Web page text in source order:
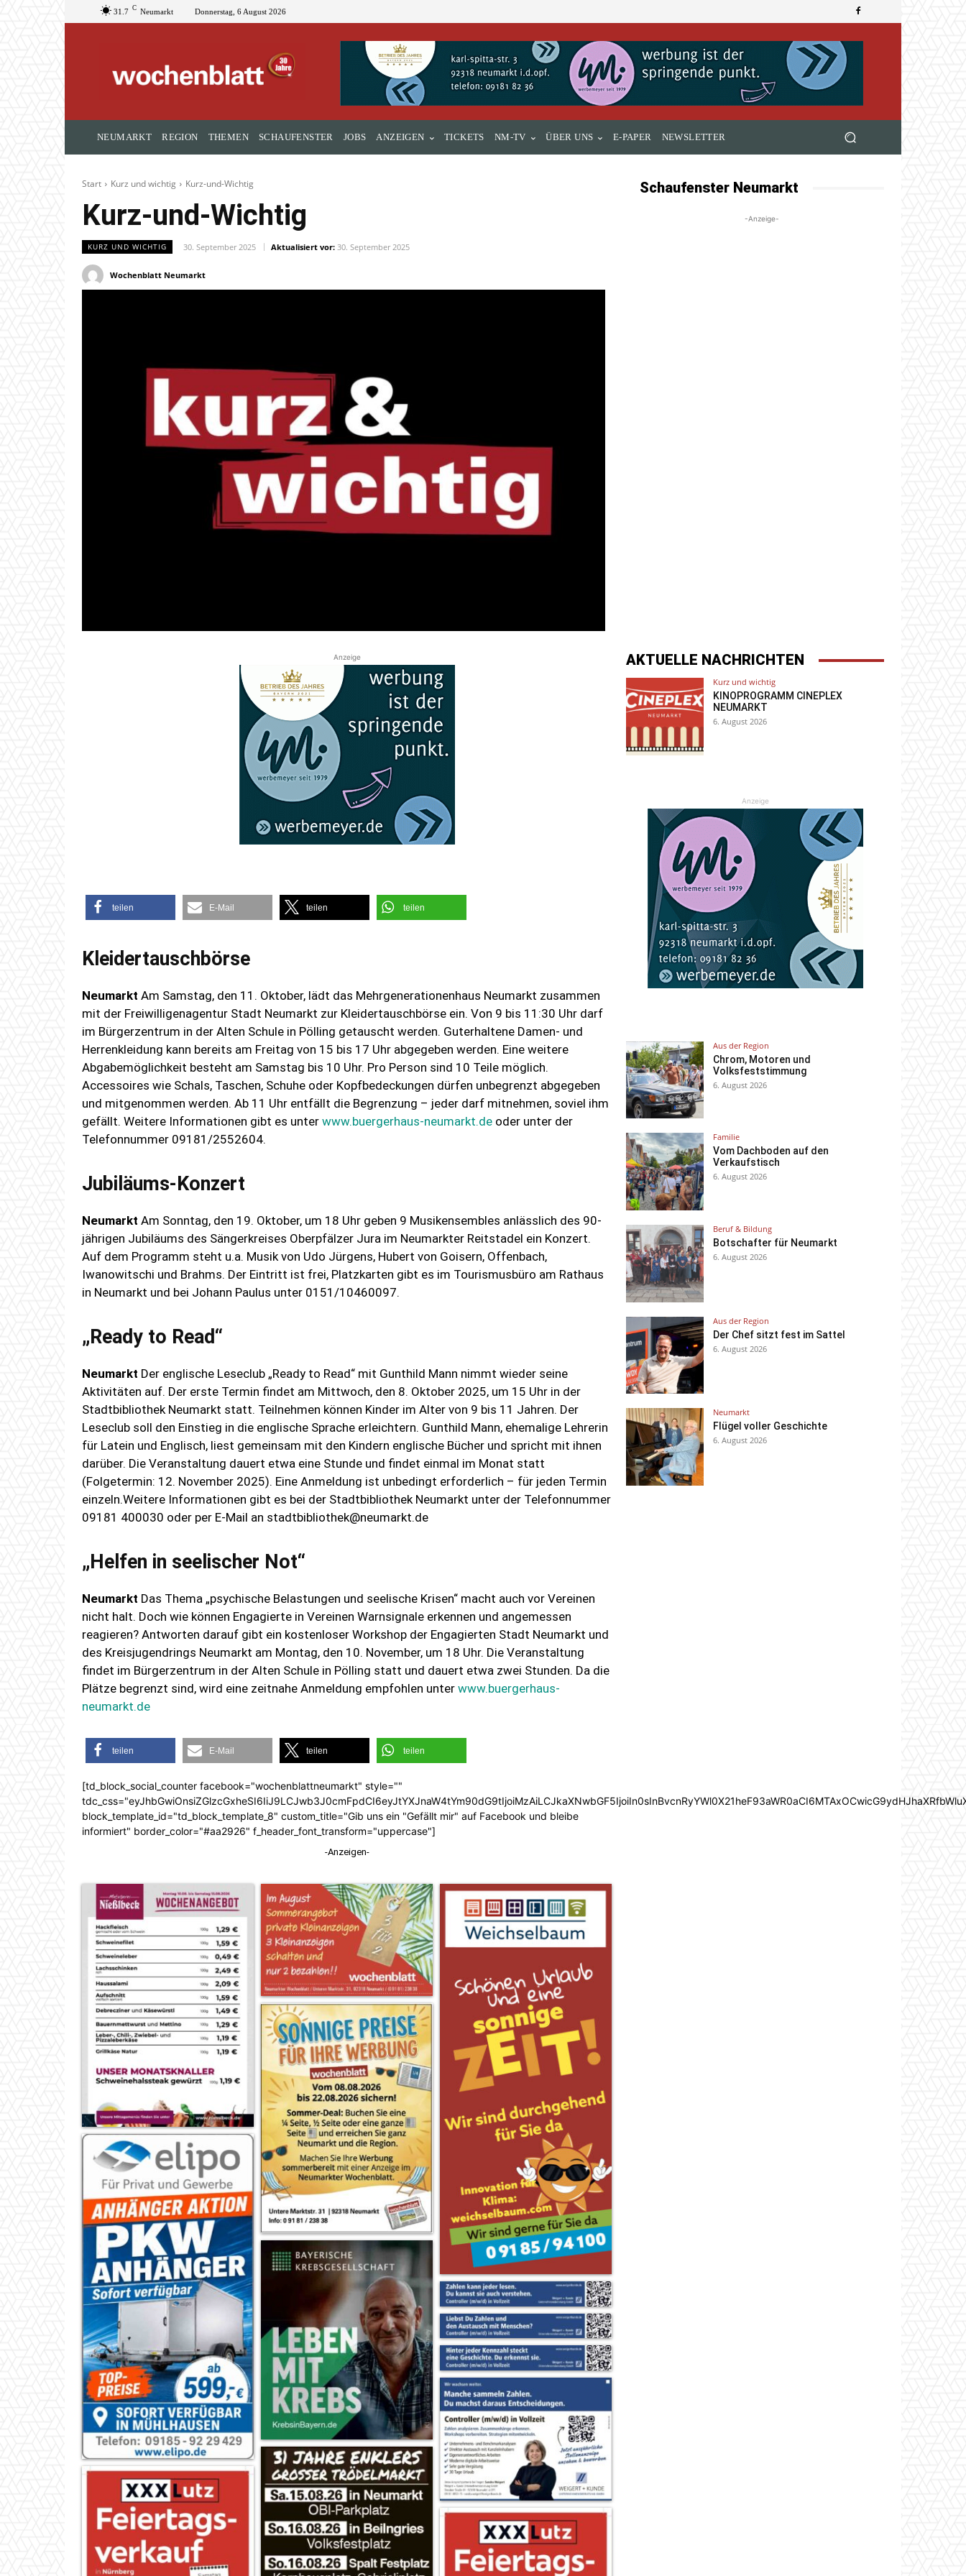
31.7 C Neumarkt Donnerstag, 6 August 2026
NEUMARKT REGION THEMEN SCHAUFENSTER JOBS ANZEIGEN TICKETS NM-TV ÜBER UNS E-PAPER NEWSLETTER
Start Kurz und wichtig Kurz-und-Wichtig
Kurz-und-Wichtig
KURZ UND WICHTIG 30. September 2025 Aktualisiert vor: 30. September 2025
Wochenblatt Neumarkt
Schaufenster Neumarkt
-Anzeige-
Anzeige
teilen E-Mail teilen teilen
Kleidertauschbörse
Neumarkt Am Samstag, den 11. Oktober, lädt das Mehrgenerationenhaus Neumarkt zusammen
mit der Freiwilligenagentur Stadt Neumarkt zur Kleidertauschbörse ein. Von 9 bis 11:30 Uhr darf
im Bürgerzentrum in der Alten Schule in Pölling getauscht werden. Guterhaltene Damen- und
Herrenkleidung kann bereits am Freitag von 15 bis 17 Uhr abgegeben werden. Eine weitere
Abgabemöglichkeit besteht am Samstag bis 10 Uhr. Pro Person sind 10 Teile möglich.
Accessoires wie Schals, Taschen, Schuhe oder Kopfbedeckungen dürfen unbegrenzt abgegeben
und mitgenommen werden. Ab 11 Uhr entfällt die Begrenzung – jeder darf mitnehmen, soviel ihm
gefällt. Weitere Informationen gibt es unter www.buergerhaus-neumarkt.de oder unter der
Telefonnummer 09181/2552604.
Jubiläums-Konzert
Neumarkt Am Sonntag, den 19. Oktober, um 18 Uhr geben 9 Musikensembles anlässlich des 90-
jährigen Jubiläums des Sängerkreises Oberpfälzer Jura im Neumarkter Reitstadel ein Konzert.
Auf dem Programm steht u.a. Musik von Udo Jürgens, Hubert von Goisern, Offenbach,
Iwanowitschi und Brahms. Der Eintritt ist frei, Platzkarten gibt es im Tourismusbüro am Rathaus
in Neumarkt und bei Johann Paulus unter 0151/10460097.
„Ready to Read“
Neumarkt Der englische Leseclub „Ready to Read“ mit Gunthild Mann nimmt wieder seine
Aktivitäten auf. Der erste Termin findet am Mittwoch, den 8. Oktober 2025, um 15 Uhr in der
Stadtbibliothek Neumarkt statt. Teilnehmen können Kinder im Alter von 9 bis 11 Jahren. Der
Leseclub soll den Einstieg in die englische Sprache erleichtern. Gunthild Mann, ehemalige Lehrerin
für Latein und Englisch, liest gemeinsam mit den Kindern englische Bücher und spricht mit ihnen
darüber. Die Veranstaltung dauert etwa eine Stunde und findet einmal im Monat statt
(Folgetermin: 12. November 2025). Eine Anmeldung ist unbedingt erforderlich – für jeden Termin
einzeln.Weitere Informationen gibt es bei der Stadtbibliothek Neumarkt unter der Telefonnummer
09181 400030 oder per E-Mail an stadtbibliothek@neumarkt.de
„Helfen in seelischer Not“
Neumarkt Das Thema „psychische Belastungen und seelische Krisen“ macht auch vor Vereinen
nicht halt. Doch wie können Engagierte in Vereinen Warnsignale erkennen und angemessen
reagieren? Antworten darauf gibt ein kostenloser Workshop der Engagierten Stadt Neumarkt und
des Kreisjugendrings Neumarkt am Montag, den 10. November, um 18 Uhr. Die Veranstaltung
findet im Bürgerzentrum in der Alten Schule in Pölling statt und dauert etwa zwei Stunden. Da die
Plätze begrenzt sind, wird eine zeitnahe Anmeldung empfohlen unter www.buergerhaus-
neumarkt.de
teilen E-Mail teilen teilen
[td_block_social_counter facebook="wochenblattneumarkt" style=""
block_template_id="td_block_template_8" custom_title="Gib uns ein "Gefällt mir" auf Facebook und bleibe
informiert" border_color="#aa2926" f_header_font_transform="uppercase"]
-Anzeigen-
AKTUELLE NACHRICHTEN
Kurz und wichtig
KINOPROGRAMM CINEPLEX
NEUMARKT
6. August 2026
Anzeige
Aus der Region
Chrom, Motoren und
Volksfeststimmung
6. August 2026
Familie
Vom Dachboden auf den
Verkaufstisch
6. August 2026
Beruf & Bildung
Botschafter für Neumarkt
6. August 2026
Aus der Region
Der Chef sitzt fest im Sattel
6. August 2026
Neumarkt
Flügel voller Geschichte
6. August 2026